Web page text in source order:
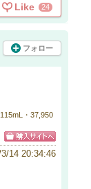
Like 24
フォロー
・37,950
3/14 20:34:46